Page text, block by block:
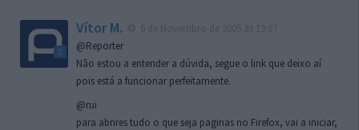
Vítor M.
@Reporter
Não estou a entender a dúvida, segue o link que deixo aí
pois está a funcionar perfeitamente.
@rui
para abrires tudo o que seja paginas no Firefox, vai a iniciar,